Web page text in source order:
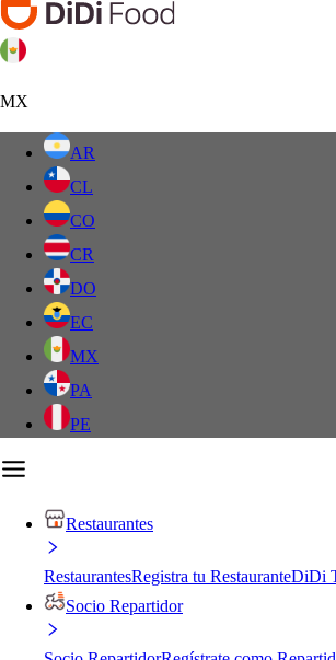
MX
AR
CL
CO
CR
DO
EC
MX
PA
PE
Restaurantes
RestaurantesRegistra tu RestauranteDiDi
Socio Repartidor